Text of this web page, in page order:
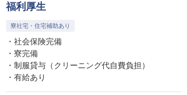
福利厚生
寮社宅・住宅補助あり
・社会保険完備
・寮完備
・制服貸与（クリーニング代自費負担）
・有給あり